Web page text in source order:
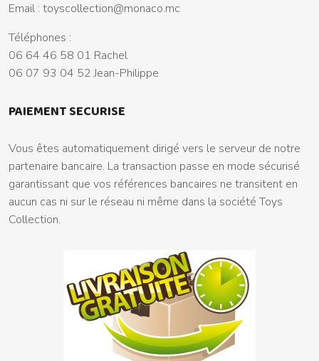
Email : toyscollection@monaco.mc
Téléphones :
06 64 46 58 01 Rachel
06 07 93 04 52 Jean-Philippe
PAIEMENT SECURISE
Vous êtes automatiquement dirigé vers le serveur de notre
partenaire bancaire. La transaction passe en mode sécurisé
garantissant que vos références bancaires ne transitent en
aucun cas ni sur le réseau ni même dans la société Toys
Collection.